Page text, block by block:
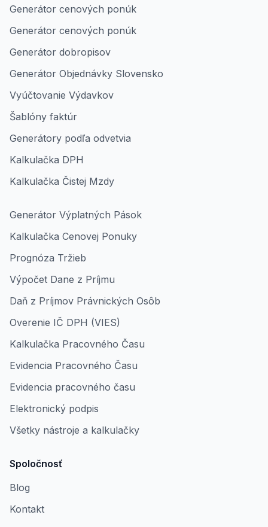
Generátor cenových ponúk
Generátor cenových ponúk
Generátor dobropisov
Generátor Objednávky Slovensko
Vyúčtovanie Výdavkov
Šablóny faktúr
Generátory podľa odvetvia
Kalkulačka DPH
Kalkulačka Čistej Mzdy
Generátor Výplatných Pások
Kalkulačka Cenovej Ponuky
Prognóza Tržieb
Výpočet Dane z Príjmu
Daň z Príjmov Právnických Osôb
Overenie IČ DPH (VIES)
Kalkulačka Pracovného Času
Evidencia Pracovného Času
Evidencia pracovného času
Elektronický podpis
Všetky nástroje a kalkulačky
Spoločnosť
Blog
Kontakt